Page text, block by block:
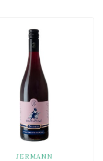
JERMANN